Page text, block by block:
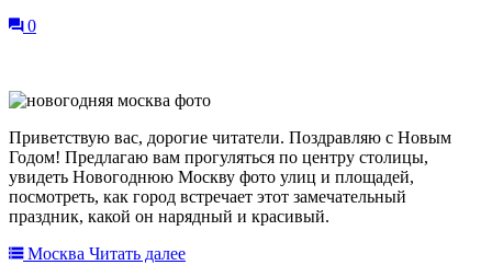
0
Приветствую вас, дорогие читатели. Поздравляю с Новым
Годом! Предлагаю вам прогуляться по центру столицы,
увидеть Новогоднюю Москву фото улиц и площадей,
посмотреть, как город встречает этот замечательный
праздник, какой он нарядный и красивый.
Москва Читать далее